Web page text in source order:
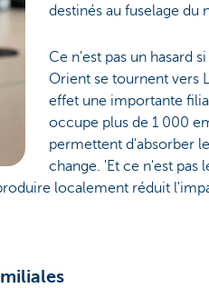
destinés au fuselage du
Ce n'est pas un hasard
Orient se tournent vers
effet une importante
occupe plus de 1 000
permettent d'absorber
change. 'Et ce n'est pas
localement réduit